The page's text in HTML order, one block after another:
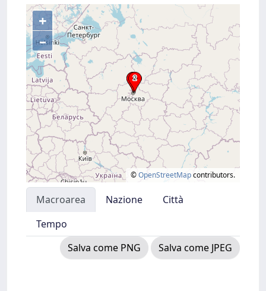
+
–
©OpenStreetMapcontributors.
Macroarea Nazione
Città
Tempo
Salva come PNG
Salva come JPEG